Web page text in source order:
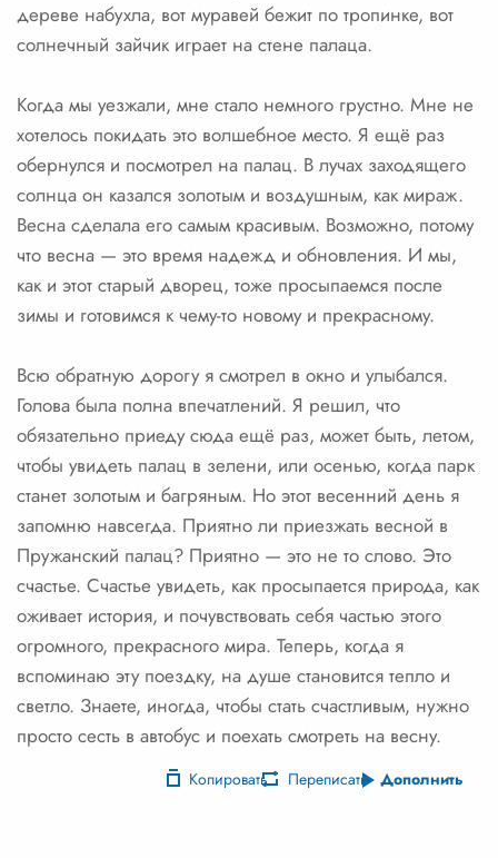
дереве набухла, вот муравей бежит по тропинке, вот
солнечный зайчик играет на стене палаца.
Когда мы уезжали, мне стало немного грустно. Мне не
хотелось покидать это волшебное место. Я ещё раз
обернулся и посмотрел на палац. В лучах заходящего
солнца он казался золотым и воздушным, как мираж.
Весна сделала его самым красивым. Возможно, потому
что весна — это время надежд и обновления. И мы,
как и этот старый дворец, тоже просыпаемся после
зимы и готовимся к чему-то новому и прекрасному.
Всю обратную дорогу я смотрел в окно и улыбался.
Голова была полна впечатлений. Я решил, что
обязательно приеду сюда ещё раз, может быть, летом,
чтобы увидеть палац в зелени, или осенью, когда парк
станет золотым и багряным. Но этот весенний день я
запомню навсегда. Приятно ли приезжать весной в
Пружанский палац? Приятно — это не то слово. Это
счастье. Счастье увидеть, как просыпается природа, как
оживает история, и почувствовать себя частью этого
огромного, прекрасного мира. Теперь, когда я
вспоминаю эту поездку, на душе становится тепло и
светло. Знаете, иногда, чтобы стать счастливым, нужно
просто сесть в автобус и поехать смотреть на весну.
Копировать Переписать Дополнить